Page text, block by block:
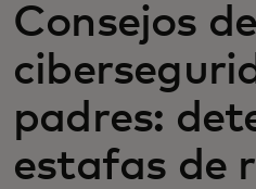
Para
Noticias y
Consejos de
padres:
estafas de